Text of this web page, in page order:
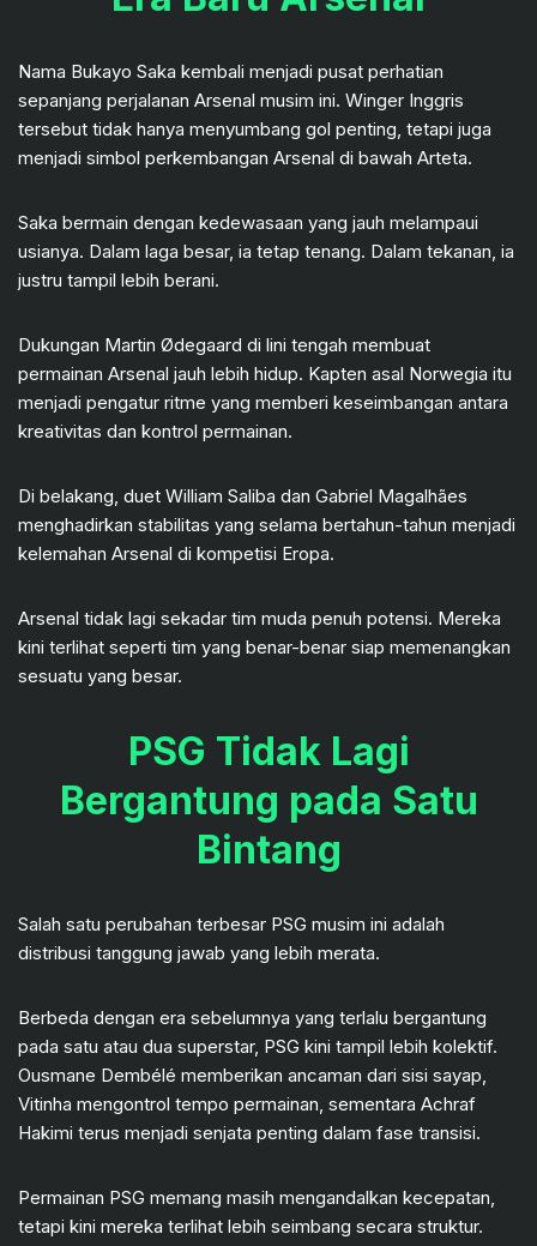
Nama Bukayo Saka kembali menjadi pusat perhatian
sepanjang perjalanan Arsenal musim ini. Winger Inggris
tersebut tidak hanya menyumbang gol penting, tetapi juga
menjadi simbol perkembangan Arsenal di bawah Arteta.
Saka bermain dengan kedewasaan yang jauh melampaui
usianya. Dalam laga besar, ia tetap tenang. Dalam tekanan, ia
justru tampil lebih berani.
Dukungan Martin Ødegaard di lini tengah membuat
permainan Arsenal jauh lebih hidup. Kapten asal Norwegia itu
menjadi pengatur ritme yang memberi keseimbangan antara
kreativitas dan kontrol permainan.
Di belakang, duet William Saliba dan Gabriel Magalhães
menghadirkan stabilitas yang selama bertahun-tahun menjadi
kelemahan Arsenal di kompetisi Eropa.
Arsenal tidak lagi sekadar tim muda penuh potensi. Mereka
kini terlihat seperti tim yang benar-benar siap memenangkan
sesuatu yang besar.
PSG Tidak Lagi
Bergantung pada Satu
Bintang
Salah satu perubahan terbesar PSG musim ini adalah
distribusi tanggung jawab yang lebih merata.
Berbeda dengan era sebelumnya yang terlalu bergantung
pada satu atau dua superstar, PSG kini tampil lebih kolektif.
Ousmane Dembélé memberikan ancaman dari sisi sayap,
Vitinha mengontrol tempo permainan, sementara Achraf
Hakimi terus menjadi senjata penting dalam fase transisi.
Permainan PSG memang masih mengandalkan kecepatan,
tetapi kini mereka terlihat lebih seimbang secara struktur.